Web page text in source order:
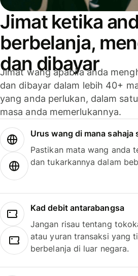
Jimat ketika
berbelanja,
dan dibayar
Jimat wang apabila anda
dan dibayar dalam lebih 40+
yang anda perlukan, dalam
masa anda memerlukannya.
Urus wang di mana sahaja
Pastikan mata wang anda
dan tukarkannya dalam
Kad debit antarabangsa
Jangan risau tentang
atau yuran transaksi yang
berbelanja di luar negara.